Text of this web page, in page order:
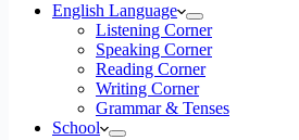
English Language
Listening Corner
Speaking Corner
Reading Corner
Writing Corner
Grammar & Tenses
School